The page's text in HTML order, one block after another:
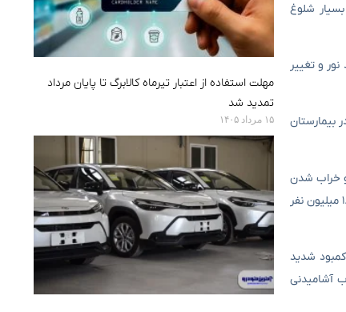
شلوغ
و تغییر
در بیمارستان
خراب شدن
اوضاع پس از تخلیه اجباری بیش از دو سوم منطقه گازا ، کاملاً در حال فروپاشی است. به دنبال دستور ارتش اسرائیل برای اجبار بخش بزرگی از غزه ، بیش از ۱.۵ میلیون نفر
شدید
آشامیدنی
مهلت استفاده از اعتبار تیرماه کالابرگ تا پایان مرداد
تمدید شد
۱۵ مرداد ۱۴۰۵